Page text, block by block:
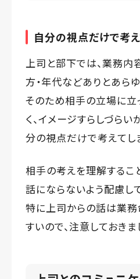
自分の視点だけで考え
上司と部下では、業務内
方・年代などありとあら
そのため相手の立場に立
く、イメージすらしづらい
分の視点だけで考えてし
相手の考えを理解するこ
話にならないよう配慮し
特に上司からの話は業
すいので、注意しておきま